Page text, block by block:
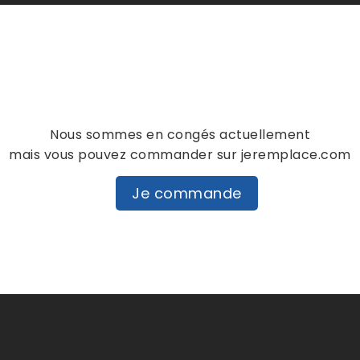
DESCRIPTION DÉTAILS PRODUIT
Nous sommes en congés actuellement
mais vous pouvez commander sur jeremplace.com
Je commande